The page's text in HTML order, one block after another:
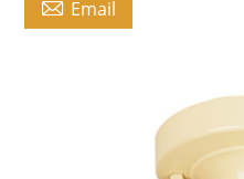
 Email